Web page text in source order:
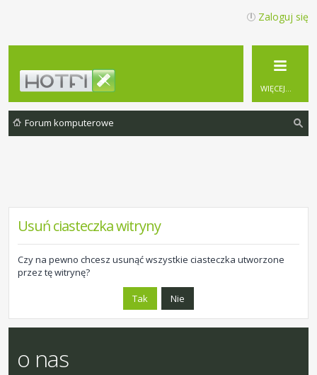
Zaloguj się
WIĘCEJ…
Forum komputerowe
Usuń ciasteczka witryny
Czy na pewno chcesz usunąć wszystkie ciasteczka utworzone
przez tę witrynę?
o nas